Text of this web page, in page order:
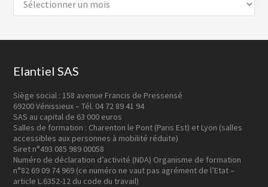
Footer
Elantiel SAS
Siège social : 158 avenue Francis de Pressensé
69200 Vénissieux – Tél. 04 72 89 41 94
SAS au capital de 63 000 euros
Salles de formation : Charenton le Pont (Paris Est) et Lyon (salles
accessibles aux personnes à mobilité réduite)
Siret n°493 085 989 00058
Numéro de déclaration d’activité (NDA) Organisme de formation
n°82 69 09 74 969 (ce numéro ne vaut pas agrément de l’Etat –
article L.6352-12 du code du travail)